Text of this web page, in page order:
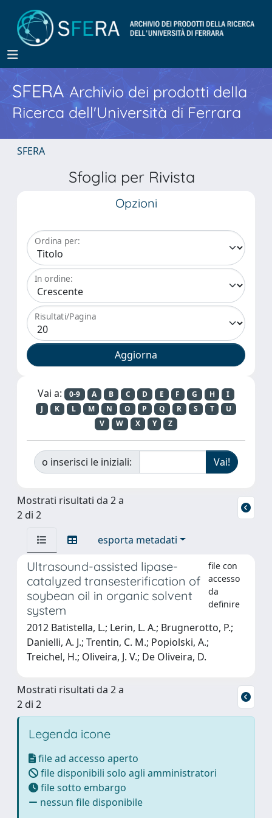
SFERA Archivio dei prodotti della
Ricerca dell'Università di Ferrara
SFERA
Sfoglia per Rivista
Opzioni
Ordina per:
In ordine:
Risultati/Pagina
Vai a: 0-9 A B C D E F G H
I
J
K L M N O P Q R S T
U
V
W X Y Z
o inserisci le iniziali:
Mostrati risultati da 2 a
2 di 2
esporta metadati
Ultrasound-assisted lipase-
catalyzed transesterification of
soybean oil in organic solvent
system
file con
accesso
da
definire
2012 Batistella, L.; Lerin, L. A.; Brugnerotto, P.;
Danielli, A. J.; Trentin, C. M.; Popiolski, A.;
Treichel, H.; Oliveira, J. V.; De Oliveira, D.
Mostrati risultati da 2 a
2 di 2
Legenda icone
file ad accesso aperto
file disponibili solo agli amministratori
file sotto embargo
nessun file disponibile